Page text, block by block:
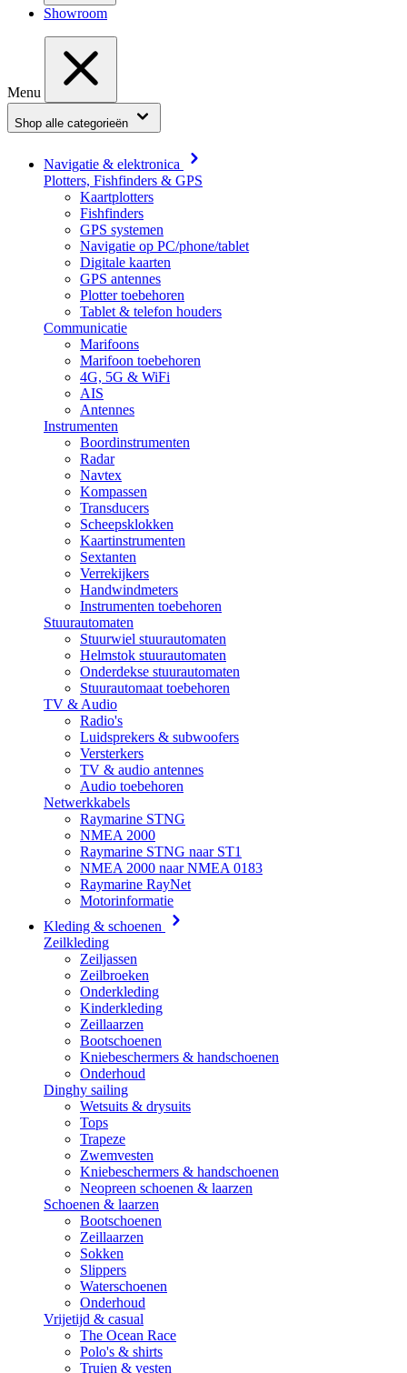
Showroom
Menu
Shop alle categorieën
Navigatie & elektronica
Plotters, Fishfinders & GPS
Kaartplotters
Fishfinders
GPS systemen
Navigatie op PC/phone/tablet
Digitale kaarten
GPS antennes
Plotter toebehoren
Tablet & telefon houders
Communicatie
Marifoons
Marifoon toebehoren
4G, 5G & WiFi
AIS
Antennes
Instrumenten
Boordinstrumenten
Radar
Navtex
Kompassen
Transducers
Scheepsklokken
Kaartinstrumenten
Sextanten
Verrekijkers
Handwindmeters
Instrumenten toebehoren
Stuurautomaten
Stuurwiel stuurautomaten
Helmstok stuurautomaten
Onderdekse stuurautomaten
Stuurautomaat toebehoren
TV & Audio
Radio's
Luidsprekers & subwoofers
Versterkers
TV & audio antennes
Audio toebehoren
Netwerkkabels
Raymarine STNG
NMEA 2000
Raymarine STNG naar ST1
NMEA 2000 naar NMEA 0183
Raymarine RayNet
Motorinformatie
Kleding & schoenen
Zeilkleding
Zeiljassen
Zeilbroeken
Onderkleding
Kinderkleding
Zeillaarzen
Bootschoenen
Kniebeschermers & handschoenen
Onderhoud
Dinghy sailing
Wetsuits & drysuits
Tops
Trapeze
Zwemvesten
Kniebeschermers & handschoenen
Neopreen schoenen & laarzen
Schoenen & laarzen
Bootschoenen
Zeillaarzen
Sokken
Slippers
Waterschoenen
Onderhoud
Vrijetijd & casual
The Ocean Race
Polo's & shirts
Truien & vesten